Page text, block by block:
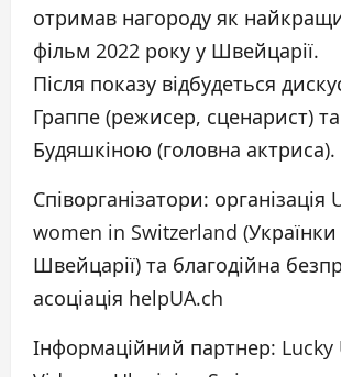
отримав нагороду як
фільм 2022 року у Швейцарії.
Після показу відбудеться
Граппе (режисер, сценарист)
Будяшкіною (головна актриса).
Співорганізатори: організація
women in Switzerland (Українки
Швейцарії) та благодійна
асоціація helpUA.ch
Інформаційний партнер: Lucky